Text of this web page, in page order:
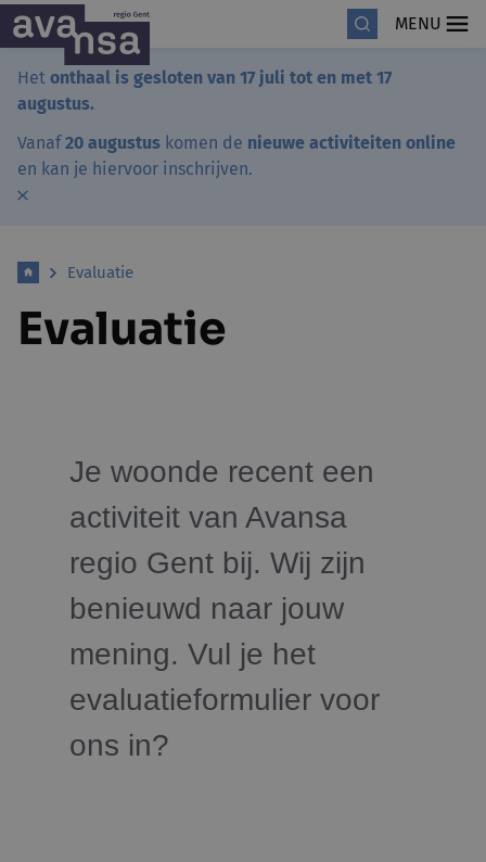
MENU
Het onthaal is gesloten van 17 juli tot en met 17
augustus.
Vanaf20 augustus komen de nieuwe activiteiten online
en kan je hiervoor inschrijven.
Evaluatie
Evaluatie
Je woonde recent een
activiteit van Avansa
regio Gent bij. Wij zijn
benieuwd naar jouw
mening. Vul je het
evaluatieformulier voor
ons in?